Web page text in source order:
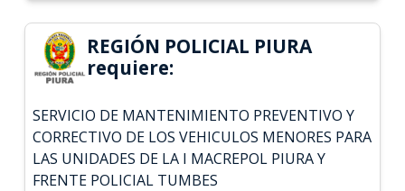
REGIÓN POLICIAL PIURA
requiere:
SERVICIO DE MANTENIMIENTO PREVENTIVO Y
CORRECTIVO DE LOS VEHICULOS MENORES PARA
LAS UNIDADES DE LA I MACREPOL PIURA Y
FRENTE POLICIAL TUMBES